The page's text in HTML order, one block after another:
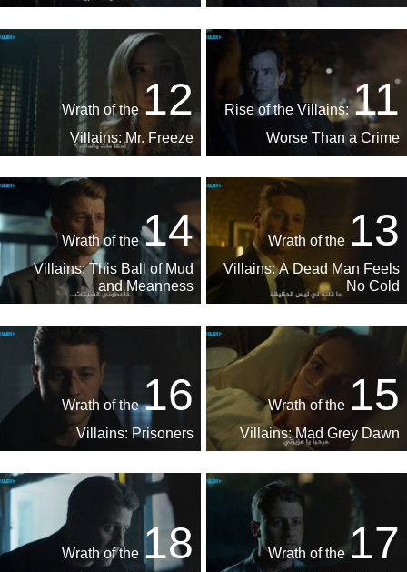
11
Rise of the Villains:
Worse Than a Crime
12
Wrath of the
Villains: Mr. Freeze
13
Wrath of the
Villains: A Dead Man Feels
No Cold
14
Wrath of the
Villains: This Ball of Mud
and Meanness
15
Wrath of the
Villains: Mad Grey Dawn
16
Wrath of the
Villains: Prisoners
17
Wrath of the
18
Wrath of the